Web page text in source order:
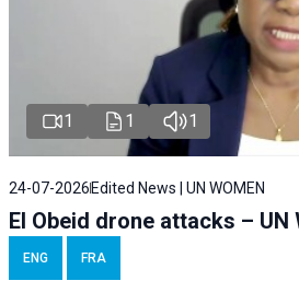
1 1 1
24-07-2026 Edited News | UN WOMEN
El Obeid drone attacks – UN
ENG FRA